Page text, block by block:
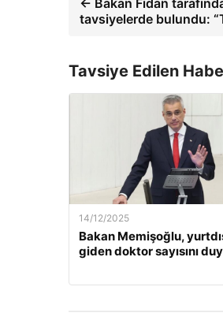
tavsiyelerde bulundu:
Tavsiye Edilen
14/12/2025
Bakan Memişoğlu,
giden doktor sayısını